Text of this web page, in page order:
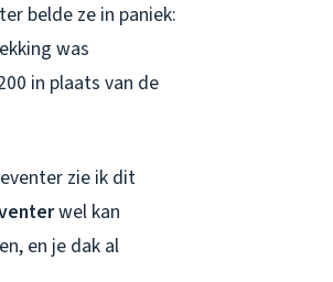
belde ze in paniek:
was
in plaats van de
zie ik dit
wel kan
en je dak al